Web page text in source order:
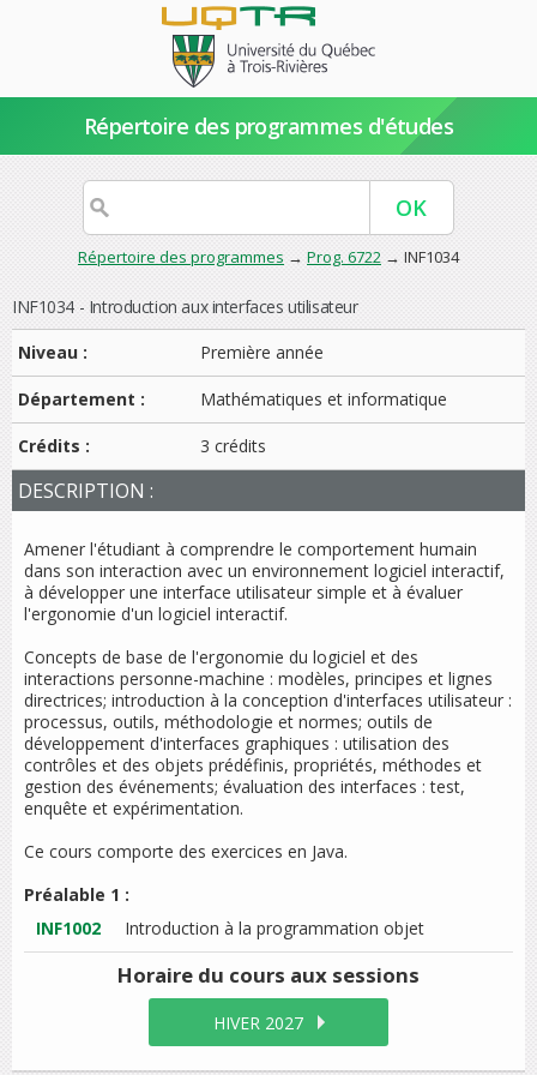
Répertoire des programmes d'études
Répertoire des programmes → Prog. 6722 → INF1034
INF1034 - Introduction aux interfaces utilisateur
Niveau :
Première année
Département : Mathématiques et informatique
Crédits : 3 crédits
DESCRIPTION :
Amener l'étudiant à comprendre le comportement humain
dans son interaction avec un environnement logiciel interactif,
à développer une interface utilisateur simple et à évaluer
l'ergonomie d'un logiciel interactif.
Concepts de base de l'ergonomie du logiciel et des
interactions personne-machine : modèles, principes et lignes
directrices; introduction à la conception d'interfaces utilisateur :
processus, outils, méthodologie et normes; outils de
développement d'interfaces graphiques : utilisation des
contrôles et des objets prédéfinis, propriétés, méthodes et
gestion des événements; évaluation des interfaces : test,
enquête et expérimentation.
Ce cours comporte des exercices en Java.
Préalable 1 :
INF1002
Introduction à la programmation objet
Horaire du cours aux sessions
HIVER 2027